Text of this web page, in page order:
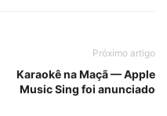
Próximo artigo
Karaokê na Maçã — Apple
Music Sing foi anunciado